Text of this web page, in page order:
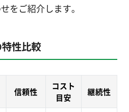
をご紹介します。
性比較
信頼性
コスト
目安
継続性